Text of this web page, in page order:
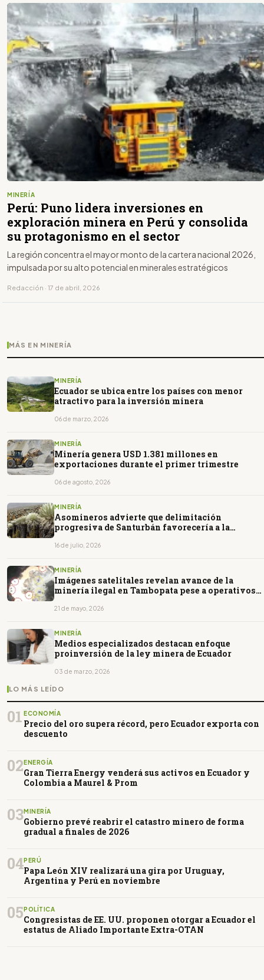
MINERÍA
Perú: Puno lidera inversiones en
exploración minera en Perú y consolida
su protagonismo en el sector
La región concentra el mayor monto de la cartera nacional 2026,
impulsada por su alto potencial en minerales estratégicos
Redacción · 17 de abril, 2026
MÁS EN MINERÍA
MINERÍA
Ecuador se ubica entre los países con menor
atractivo para la inversión minera
06 de marzo, 2026
MINERÍA
Minería genera USD 1.381 millones en
exportaciones durante el primer trimestre
06 de agosto, 2026
MINERÍA
Asomineros advierte que delimitación
progresiva de Santurbán favorecería a la
16 de julio, 2026
MINERÍA
Imágenes satelitales revelan avance de la
minería ilegal en Tambopata pese a operativos
21 de mayo, 2026
MINERÍA
Medios especializados destacan enfoque
proinversión de la ley minera de Ecuador
03 de marzo, 2026
LO MÁS LEÍDO
01 ECONOMÍA
Precio del oro supera récord, pero Ecuador exporta con
descuento
02 ENERGÍA
Gran Tierra Energy venderá sus activos en Ecuador y
Colombia a Maurel & Prom
03MINERÍA
Gobierno prevé reabrir el catastro minero de forma
gradual a finales de 2026
04PERÚ
Papa León XIV realizará una gira por Uruguay,
Argentina y Perú en noviembre
05 POLÍTICA
Congresistas de EE. UU. proponen otorgar a Ecuador el
estatus de Aliado Importante Extra-OTAN